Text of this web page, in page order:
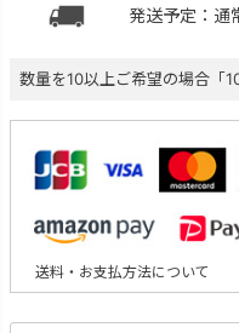
発送予定：通
数量を10以上ご希望の場合「
送料・お支払方法について